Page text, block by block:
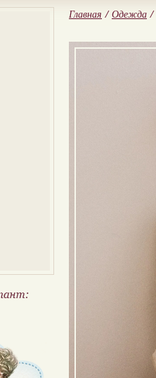
Главная / Одежда /